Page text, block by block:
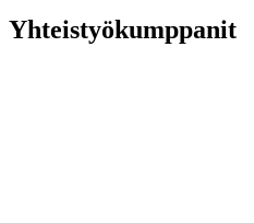
Yhteistyökumppanit